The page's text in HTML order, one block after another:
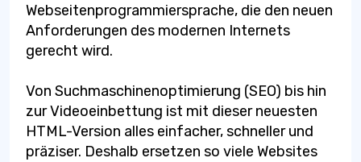
Webseitenprogrammiersprache, die den neuen
Anforderungen des modernen Internets
gerecht wird.
Von Suchmaschinenoptimierung (SEO) bis hin
zur Videoeinbettung ist mit dieser neuesten
HTML-Version alles einfacher, schneller und
präziser. Deshalb ersetzen so viele Websites